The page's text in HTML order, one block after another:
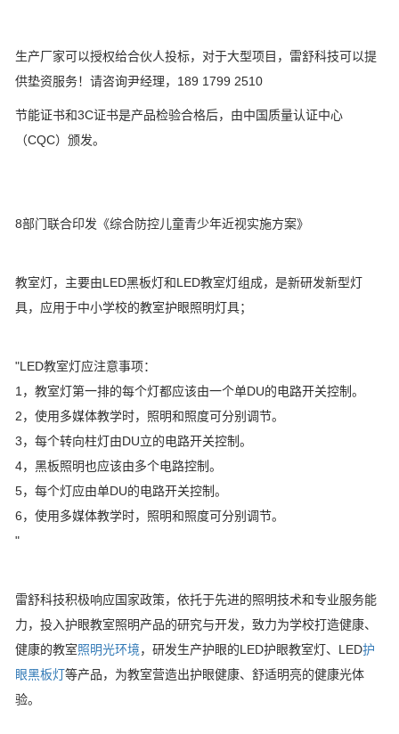
生产厂家可以授权给合伙人投标，对于大型项目，雷舒科技可以提
供垫资服务！请咨询尹经理，189 1799 2510
节能证书和3C证书是产品检验合格后，由中国质量认证中心
（CQC）颁发。
8部门联合印发《综合防控儿童青少年近视实施方案》
教室灯，主要由LED黑板灯和LED教室灯组成，是新研发新型灯
具，应用于中小学校的教室护眼照明灯具；
"LED教室灯应注意事项：
1，教室灯第一排的每个灯都应该由一个单DU的电路开关控制。
2，使用多媒体教学时，照明和照度可分别调节。
3，每个转向柱灯由DU立的电路开关控制。
4，黑板照明也应该由多个电路控制。
5，每个灯应由单DU的电路开关控制。
6，使用多媒体教学时，照明和照度可分别调节。
"
雷舒科技积极响应国家政策，依托于先进的照明技术和专业服务能
力，投入护眼教室照明产品的研究与开发，致力为学校打造健康、
健康的教室照明光环境，研发生产护眼的LED护眼教室灯、LED护
眼黑板灯等产品，为教室营造出护眼健康、舒适明亮的健康光体
验。